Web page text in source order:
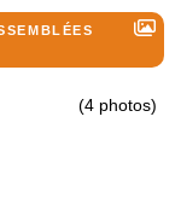
(4 photos)